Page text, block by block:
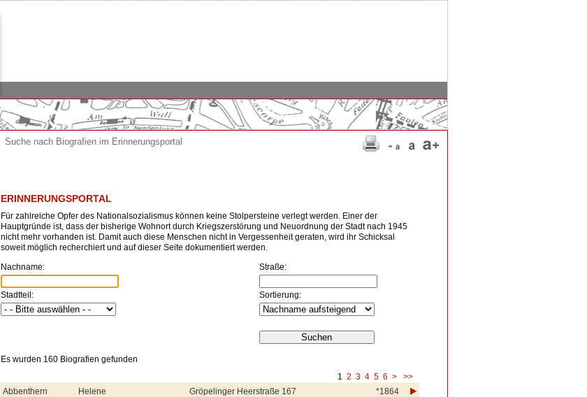
Suche nach Biografien im Erinnerungsportal
ERINNERUNGSPORTAL
Für zahlreiche Opfer des Nationalsozialismus können keine Stolpersteine verlegt werden. Einer der
Hauptgründe ist, dass der bisherige Wohnort durch Kriegszerstörung und Neuordnung der Stadt nach 1945
nicht mehr vorhanden ist. Damit auch diese Menschen nicht in Vergessenheit geraten, wird ihr Schicksal
soweit möglich recherchiert und auf dieser Seite dokumentiert werden.
Nachname:
Stadtteil:
Straße:
Sortierung:
Es wurden 160 Biografien gefunden
1 2 3 4 5 6 >
>>
Abbenthern
Helene Gröpelinger Heerstraße 167
*1864